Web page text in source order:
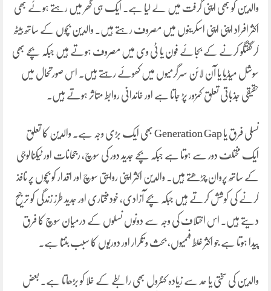
والدین کو بھی اپنی گرفت میں لے لیا ہے۔ ایک ہی گھر میں رہتے ہوئے بھی
اکثر افراد اپنی اپنی اسکرینوں میں مصروف رہتے ہیں۔ والدین بچوں کے ساتھ بیٹھ
کر گفتگو کرنے کے بجائے فون یا ٹی وی میں مصروف ہوتے ہیں جبکہ بچے بھی
سوشل میڈیا یا آن لائن سرگرمیوں میں کھوئے رہتے ہیں۔ اس صورتحال میں
حقیقی جذباتی تعلق کمزور پڑ جاتا ہے اور خاندانی روابط متاثر ہوتے ہیں۔
نسلی فرق یا Generation Gap بھی ایک بڑی وجہ ہے۔ والدین کا تعلق
ایک مختلف دور سے ہوتا ہے جبکہ بچے جدید دور کی سوچ، رجحانات اور ٹیکنالوجی
کے ساتھ پروان چڑھتے ہیں۔ والدین اکثر اپنی روایتی سوچ اور اقدار کو بچوں پر نافذ
کرنے کی کوشش کرتے ہیں جبکہ بچے آزادی، خودمختاری اور جدید طرز زندگی کو ترجیح
دیتے ہیں۔ اس اختلاف کی وجہ سے دونوں نسلوں کے درمیان سوچ کا فرق
پیدا ہوتا ہے جو اکثر غلط فہمیوں، بحث و تکرار اور دوریوں کا سبب بنتا ہے۔
والدین کی سختی یا حد سے زیادہ کنٹرول بھی رابطے کے خلا کو بڑھاتا ہے۔ بعض